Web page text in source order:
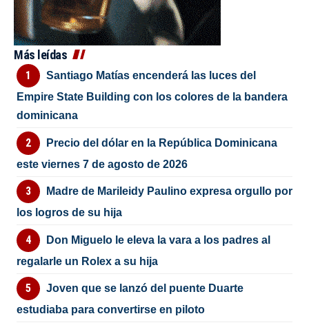
Más leídas
Santiago Matías encenderá las luces del
Empire State Building con los colores de la bandera
dominicana
Precio del dólar en la República Dominicana
este viernes 7 de agosto de 2026
Madre de Marileidy Paulino expresa orgullo por
los logros de su hija
Don Miguelo le eleva la vara a los padres al
regalarle un Rolex a su hija
Joven que se lanzó del puente Duarte
estudiaba para convertirse en piloto